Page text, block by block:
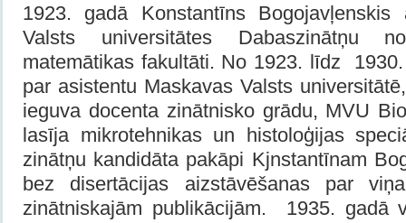
1923. gadā Konstantīns Bogojavļenskis
Valsts universitātes Dabaszinātņu
matemātikas fakultāti. No 1923. līdz
par asistentu Maskavas Valsts
ieguva docenta zinātnisko grādu, MVU
lasīja mikrotehnikas un histoloģijas
zinātņu kandidāta pakāpi Kjnstantīnam
bez disertācijas aizstāvēšanas par
zinātniskajām publikācijām. 1935. gadā